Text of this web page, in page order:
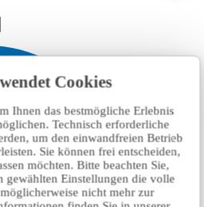
Cookies
Ihnen das bestmögliche Erlebnis
Technisch erforderliche
um den einwandfreien Betrieb
Sie können frei entscheiden,
möchten. Bitte beachten Sie,
gewählten Einstellungen die volle
nicht mehr zur